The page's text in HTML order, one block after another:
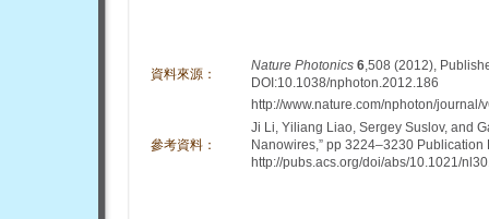
資料來源：
Nature Photonics 6,508 (2012),
DOI:10.1038/nphoton.2012.186
http://www.nature.com/nphoton/
參考資料 ：
Ji Li, Yiliang Liao, Sergey Suslov, and
Nanowires,” pp 3224–3230
http://pubs.acs.org/doi/abs/10.1021/